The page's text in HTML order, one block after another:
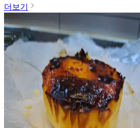
더보기